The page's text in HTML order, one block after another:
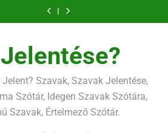
Szavak, Szavak Jelentése,
Szótár, Idegen Szavak Szótára,
Szavak, Értelmező Szótár.